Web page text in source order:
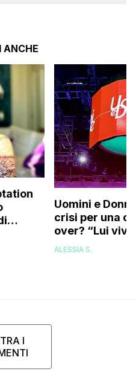
ANCHE
di
Uomini e
crisi per una
over? “Lui
ALESSIA S.
I